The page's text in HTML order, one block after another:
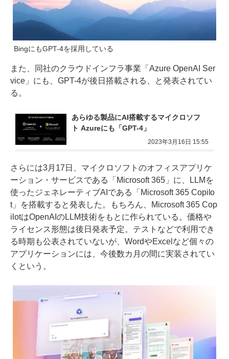
BingにもGPT-4を採用している
また、同社のクラウドインフラ事業「Azure OpenAI Ser
vice」にも、GPT-4が後日搭載される、と発表されてい
る。
あらゆる製品にAI搭載するマイクロソフ
ト Azureにも「GPT-4」
2023年3月16日 15:55
さらには3月17日、マイクロソフトのオフィスアプリケ
ーション・サービスである「Microsoft 365」に、LLMを
使ったジェネレーティブAIである「Microsoft 365 Copilo
t」を搭載すると発表した。もちろん、Microsoft 365 Cop
ilotはOpenAIのLLM技術をもとに作られている。価格や
ライセンス形態は後日発表予定。テストなどで利用でき
る時期も公表されていないが、WordやExcelなど個々の
アプリケーションには、今後数カ月の間に実装されてい
くという。